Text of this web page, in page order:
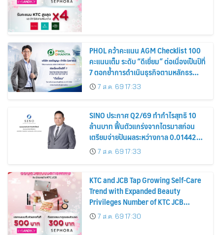
PHOL คว้าคะแนน AGM Checklist 100
คะแนนเต็ม ระดับ “ดีเยี่ยม” ต่อเนื่องเป็นปีที่
7 ตอกย้ำการดำเนินธุรกิจตามหลักธร
รมาภิบาล โปร่งใส สร้างความเชื่อมั่นผู้ถือ
หุ้น
7 ส.ค. 69 17:33
SINO ประกาศ Q2/69 ทำกำไรสุทธิ 10
ล้านบาท ฟื้นตัวแกร่งจากไตรมาสก่อน
เตรียมจ่ายปันผลระหว่างกาล 0.014423
บาทต่อหุ้น ครึ่งปีหลังมุ่งเติบโตต่อเนื่อง
7 ส.ค. 69 17:33
KTC and JCB Tap Growing Self-Care
Trend with Expanded Beauty
Privileges Number of KTC JCB
Cardmembers Spending on
Cosmetics Rises 26%
7 ส.ค. 69 17:30